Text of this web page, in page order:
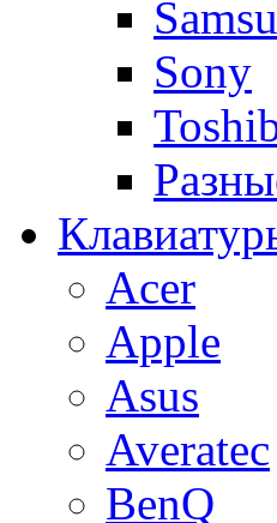
Sony
Acer
Apple
Asus
Averatec
BenQ